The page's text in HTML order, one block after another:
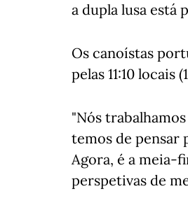
a dupla lusa está
Os canoístas
pelas 11:10 locais
"Nós
temos de pensar
Agora, é a meia-
perspetivas de